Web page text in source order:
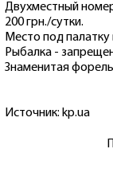
Двухместный
200 грн./сутки.
Место под палатку
Рыбалка -
Знаменитая
Источник: kp.ua